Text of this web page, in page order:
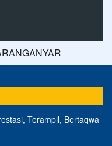
Terampil, Bertaqwa